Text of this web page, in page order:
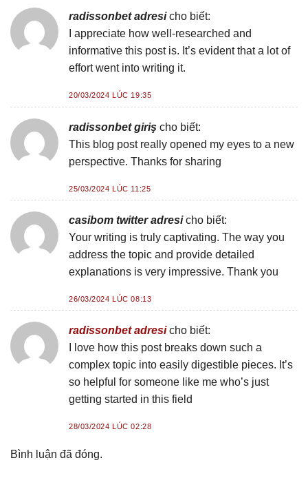
radissonbet adresi cho biết:
I appreciate how well-researched and
informative this post is. It’s evident that a lot of
effort went into writing it.
20/03/2024 LÚC 19:35
radissonbet giriş cho biết:
This blog post really opened my eyes to a new
perspective. Thanks for sharing
25/03/2024 LÚC 11:25
casibom twitter adresi cho biết:
Your writing is truly captivating. The way you
address the topic and provide detailed
explanations is very impressive. Thank you
26/03/2024 LÚC 08:13
radissonbet adresi cho biết:
I love how this post breaks down such a
complex topic into easily digestible pieces. It’s
so helpful for someone like me who’s just
getting started in this field
28/03/2024 LÚC 02:28
Bình luận đã đóng.